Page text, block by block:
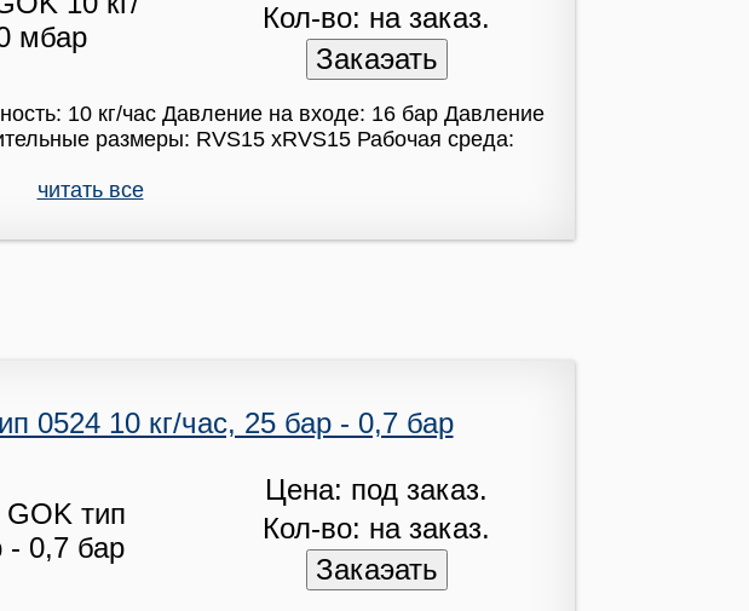
Кол-во: на заказ.
10 кг/час Давление на входе: 16 бар Давление
размеры: RVS15 xRVS15 Рабочая среда:
читать все
0524 10 кг/час, 25 бар - 0,7 бар
Цена: под заказ.
Кол-во: на заказ.